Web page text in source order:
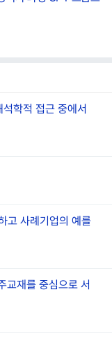
학적 접근 중에서
고 사례기업의 예를
교재를 중심으로 서